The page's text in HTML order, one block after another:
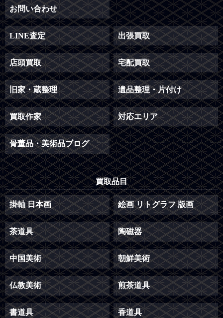
お問い合わせ
LINE査定 出張買取
店頭買取 宅配買取
旧家・蔵整理 遺品整理・片付け
買取作家 対応エリア
骨董品・美術品ブログ
買取品目
掛軸 日本画 絵画 リトグラフ 版画
茶道具 陶磁器
中国美術 朝鮮美術
仏教美術 煎茶道具
書道具 香道具